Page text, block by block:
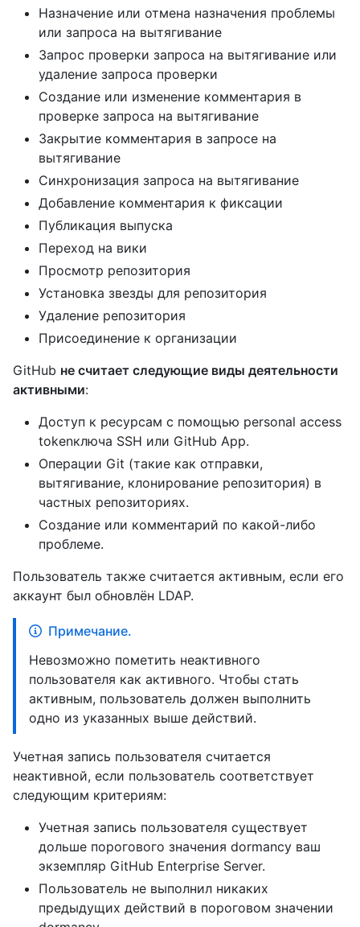
Назначение или отмена назначения проблемы
или запроса на вытягивание
Запрос проверки запроса на вытягивание или
удаление запроса проверки
Создание или изменение комментария в
проверке запроса на вытягивание
Закрытие комментария в запросе на
вытягивание
Синхронизация запроса на вытягивание
Добавление комментария к фиксации
Публикация выпуска
Переход на вики
Просмотр репозитория
Установка звезды для репозитория
Удаление репозитория
Присоединение к организации
GitHub не считает следующие виды деятельности
активными:
Доступ к ресурсам с помощью personal access
tokenключа SSH или GitHub App.
Операции Git (такие как отправки,
вытягивание, клонирование репозитория) в
частных репозиториях.
Создание или комментарий по какой-либо
проблеме.
Пользователь также считается активным, если его
аккаунт был обновлён LDAP.
Примечание.
Невозможно пометить неактивного
пользователя как активного. Чтобы стать
активным, пользователь должен выполнить
одно из указанных выше действий.
Учетная запись пользователя считается
неактивной, если пользователь соответствует
следующим критериям:
Учетная запись пользователя существует
дольше порогового значения dormancy ваш
экземпляр GitHub Enterprise Server.
Пользователь не выполнил никаких
предыдущих действий в пороговом значении